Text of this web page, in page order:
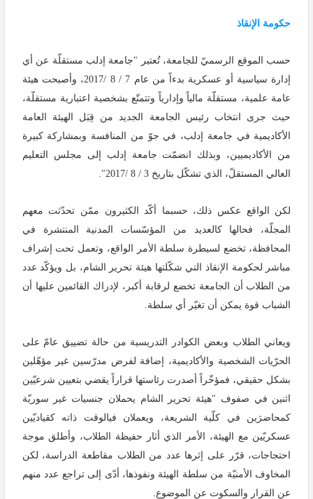
حكومة الإنقاذ
حسب الموقع الرسميّ للجامعة، تُعتبر "جامعة إدلب مستقلّة عن أي
إدارة سياسية أو عسكرية بدءاً من عام 7 / 8 /2017، وأصبحت هيئة
عامة علمية، مستقلّة مالياً وإدارياً وتتمتّع بشخصية اعتبارية مستقلّة،
حيث جرى انتخاب رئيس الجامعة الجديد من قِبَل الهيئة العامة
الأكاديمية في جامعة إدلب، في جوّ من المنافسة وبمشاركة كبيرة
من الأكاديميين، وبذلك انضمّت جامعة إدلب إلى مجلس التعليم
العالي المستقلّ، الذي تشكّل بتاريخ 3 / 8 /2017
".
لكن الواقع عكس ذلك، حسبما أكّد الكثيرون ممّن تحدّثت معهم
المجلّة، فحالها كالعديد من المؤسّسات المدنية المنتشرة في
المحافظة، تخضع لسيطرة سلطة الأمر الواقع، وتعمل تحت إشراف
مباشر لحكومة الإنقاذ التي شكّلتها هيئة تحرير الشام، بل ويؤكّد عدد
من الطلاب أن الجامعة تخضع لرقابة أكبر، لإدراك القائمين عليها أن
الشباب قوة يمكن أن تغيّر أي سلطة.
ويعاني الطلاب وبعض الكوادر التدريسية من حالة تضييق عامّ على
الحرّيات الشخصية والأكاديمية، إضافة لفرض مدرّسين غير مؤهّلين
بشكل حقيقي، فمؤخّراً أصدرت رئاستها قراراً يقضي بتعيين شرعيّين
اثنين في صفوف "هيئة تحرير الشام يحملان جنسيات غير سوريّة
كمحاضرَين في كلّية الشريعة، ويعملان فيالوقت ذاته كقياديّين
عسكريّين مع الهيئة، الأمر الذي أثار حفيظة الطلاب، وأطلق موجة
احتجاجات، قرّر على إثرها عدد من الطلاب مقاطعة الدراسة، لكن
المخاوف الأمنيّة من سلطة الهيئة ونفوذها، أدّى إلى تراجع عدد منهم
عن القرار والسكوت عن الموضوع.